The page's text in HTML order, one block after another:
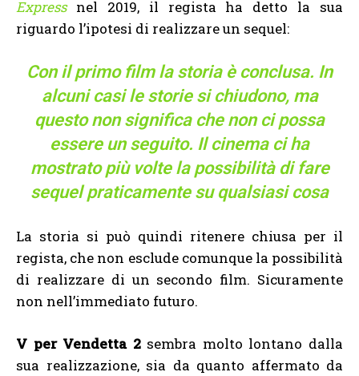
Expressnel 2019, il regista ha detto la sua
riguardo l’ipotesi di realizzare un sequel:
Con il primo film la storia è conclusa. In
alcuni casi le storie si chiudono, ma
questo non significa che non ci possa
essere un seguito. Il cinema ci ha
mostrato più volte la possibilità di fare
sequel praticamente su qualsiasi cosa
La storia si può quindi ritenere chiusa per il
regista, che non esclude comunque la possibilità
di realizzare di un secondo film. Sicuramente
non nell’immediato futuro.
V per Vendetta 2sembra molto lontano dalla
sua realizzazione, sia da quanto affermato da